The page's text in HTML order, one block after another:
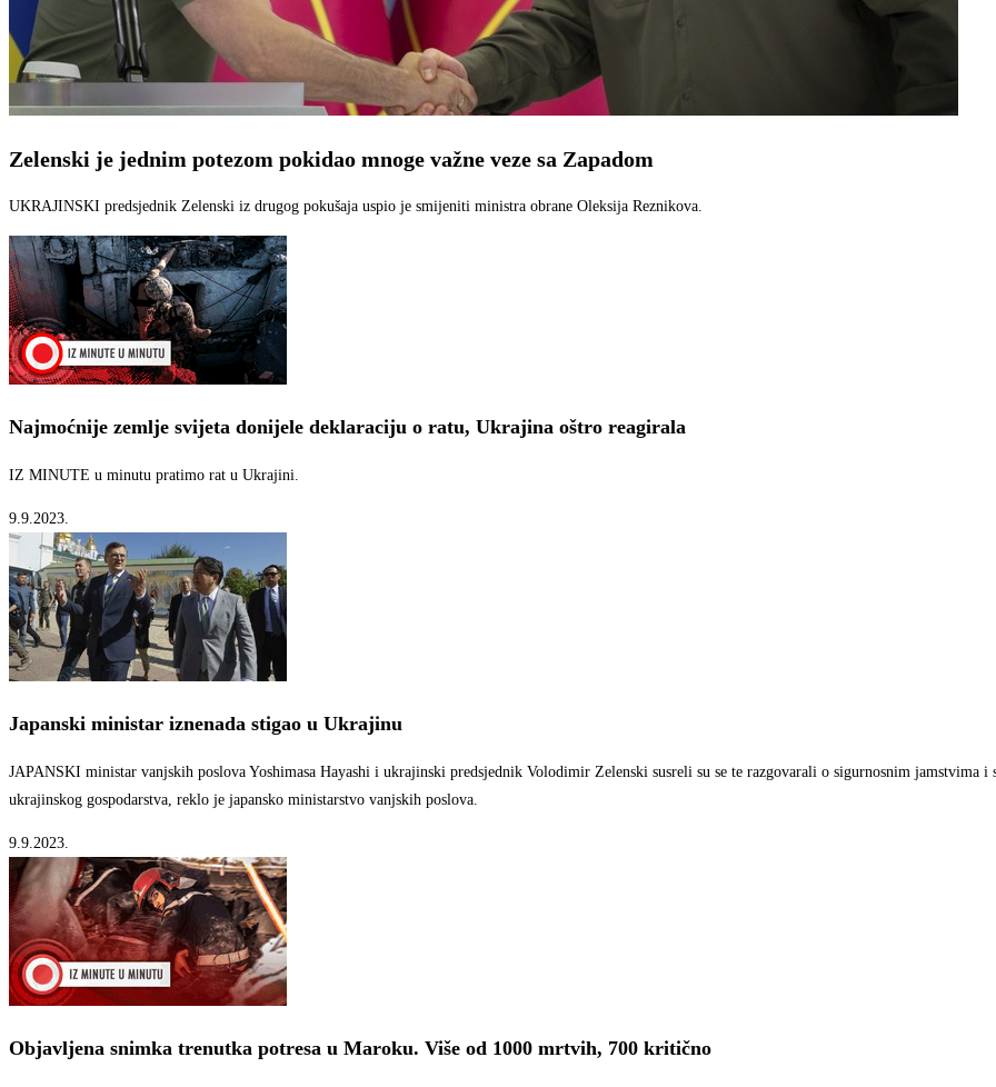
Zelenski je jednim potezom pokidao mnoge važne veze sa Zapadom
UKRAJINSKI predsjednik Zelenski iz drugog pokušaja uspio je smijeniti ministra obrane Oleksija Reznikova.
Najmoćnije zemlje svijeta donijele deklaraciju o ratu, Ukrajina oštro reagirala
IZ MINUTE u minutu pratimo rat u Ukrajini.
9.9.2023.
Japanski ministar iznenada stigao u Ukrajinu
JAPANSKI ministar vanjskih poslova Yoshimasa Hayashi i ukrajinski predsjednik Volodimir Zelenski susreli su se te razgovarali o sigurnosnim jamstvima i
ukrajinskog gospodarstva, reklo je japansko ministarstvo vanjskih poslova.
9.9.2023.
Objavljena snimka trenutka potresa u Maroku. Više od 1000 mrtvih, 700 kritično